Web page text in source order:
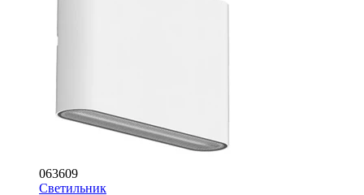
063609
Светильник